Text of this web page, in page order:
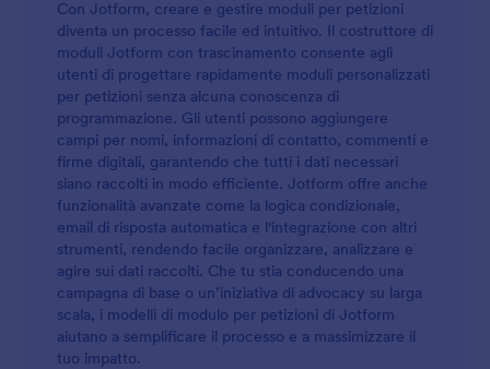
Con Jotform, creare e gestire moduli per petizioni
diventa un processo facile ed intuitivo. Il costruttore di
moduli Jotform con trascinamento consente agli
utenti di progettare rapidamente moduli personalizzati
per petizioni senza alcuna conoscenza di
programmazione. Gli utenti possono aggiungere
campi per nomi, informazioni di contatto, commenti e
firme digitali, garantendo che tutti i dati necessari
siano raccolti in modo efficiente. Jotform offre anche
funzionalità avanzate come la logica condizionale,
email di risposta automatica e l'integrazione con altri
strumenti, rendendo facile organizzare, analizzare e
agire sui dati raccolti. Che tu stia conducendo una
campagna di base o un’iniziativa di advocacy su larga
scala, i modelli di modulo per petizioni di Jotform
aiutano a semplificare il processo e a massimizzare il
tuo impatto.